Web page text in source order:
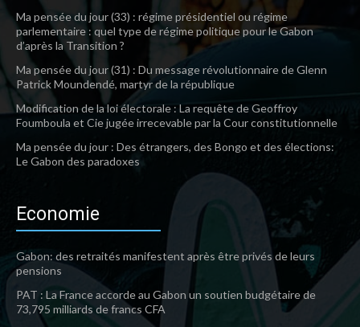
Ma pensée du jour (33) : régime présidentiel ou régime
parlementaire : quel type de régime politique pour le Gabon
d’après la Transition ?
Ma pensée du jour (31) : Du message révolutionnaire de Glenn
Patrick Moundendé, martyr de la république
Modification de la loi électorale : La requête de Geoffroy
Foumboula et Cie jugée irrecevable par la Cour constitutionnelle
Ma pensée du jour : Des étrangers, des Bongo et des élections:
Le Gabon des paradoxes
Economie
Gabon: des retraités manifestent après être privés de leurs
pensions
PAT : La France accorde au Gabon un soutien budgétaire de
73,795 milliards de francs CFA